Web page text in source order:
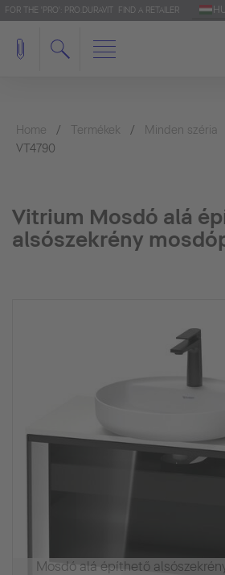
FOR THE 'PRO': PRO.DURAVIT FIND A RETAILER
Home Termékek Minden széria
VT4790
Vitrium Mosdó alá
alsószekrény
Mosdó alá építhető